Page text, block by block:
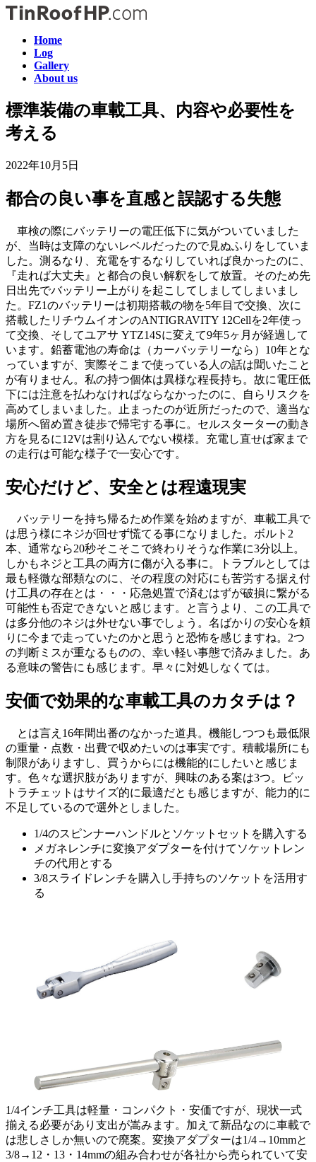
コ
ス
キ
ッ
ナ
ン
に
移
Home
Log
Gallery
About us
標準装備の車載工具、内容や必要性を
考える
2022年10月5日
都合の良い事を直感と誤認する失態
車検の際にバッテリーの電圧低下に気がついていました
が、当時は支障のないレベルだったので見ぬふりをしていま
した。測るなり、充電をするなりしていれば良かったのに、
『走れば大丈夫』と都合の良い解釈をして放置。そのため先
日出先でバッテリー上がりを起こしてしましてしまいまし
た。FZ1のバッテリーは初期搭載の物を5年目で交換、次に
搭載したリチウムイオンのANTIGRAVITY 12Cellを2年使っ
て交換、そしてユアサ YTZ14Sに変えて9年5ヶ月が経過して
います。鉛蓄電池の寿命は（カーバッテリーなら）10年とな
っていますが、実際そこまで使っている人の話は聞いたこと
が有りません。私の持つ個体は異様な程長持ち。故に電圧低
下には注意を払わなければならなかったのに、自らリスクを
高めてしまいました。止まったのが近所だったので、適当な
場所へ留め置き徒歩で帰宅する事に。セルスターターの動き
方を見るに12Vは割り込んでない模様。充電し直せば家まで
の走行は可能な様子で一安心です。
安心だけど、安全とは程遠現実
バッテリーを持ち帰るため作業を始めますが、車載工具で
は思う様にネジが回せず慌てる事になりました。ボルト2
本、通常なら20秒そこそこで終わりそうな作業に3分以上。
しかもネジと工具の両方に傷が入る事に。トラブルとしては
最も軽微な部類なのに、その程度の対応にも苦労する据え付
け工具の存在とは・・・応急処置で済むはずが破損に繋がる
可能性も否定できないと感じます。と言うより、この工具で
は多分他のネジは外せない事でしょう。名ばかりの安心を頼
りに今まで走っていたのかと思うと恐怖を感じますね。2つ
の判断ミスが重なるものの、幸い軽い事態で済みました。あ
る意味の警告にも感じます。早々に対処しなくては。
安価で効果的な車載工具のカタチは？
とは言え16年間出番のなかった道具。機能しつつも最低限
の重量・点数・出費で収めたいのは事実です。積載場所にも
制限がありますし、買うからには機能的にしたいと感じま
す。色々な選択肢がありますが、興味のある案は3つ。ビッ
トラチェットはサイズ的に最適だとも感じますが、能力的に
不足しているので選外としました。
1/4のスピンナーハンドルとソケットセットを購入する
メガネレンチに変換アダプターを付けてソケットレン
チの代用とする
3/8スライドレンチを購入し手持ちのソケットを活用す
る
1/4インチ工具は軽量・コンパクト・安価ですが、現状一式
揃える必要があり支出が嵩みます。加えて新品なのに車載で
は悲しさしか無いので廃案。変換アダプターは1/4→10mmと
3/8→12・13・14mmの組み合わせが各社から売られていて安